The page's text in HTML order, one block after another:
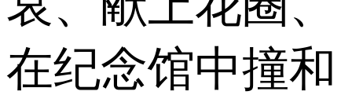
在纪念馆中撞和